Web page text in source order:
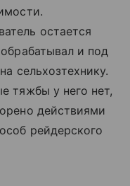
остается
и под
сельхозтехнику.
тяжбы у него нет,
действиями
рейдерского